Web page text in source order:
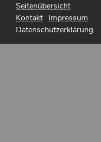
Seitenübersicht
Kontakt Impressum
Datenschutzerklärung